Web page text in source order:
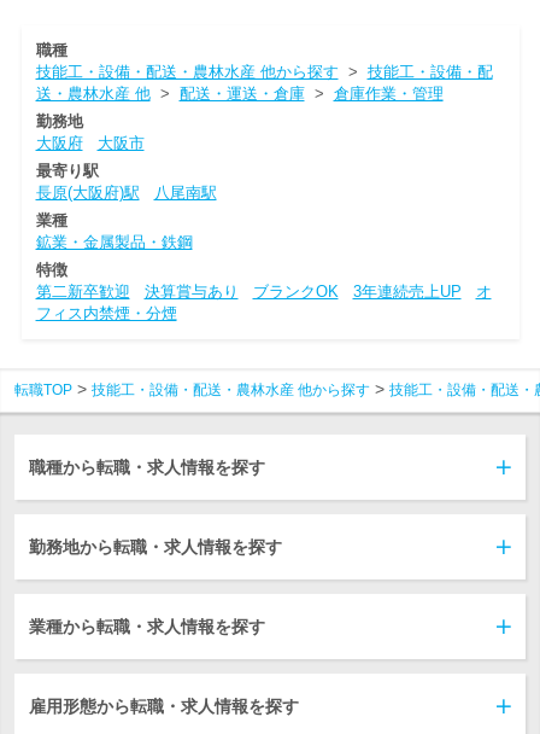
職種
技能工・設備・配送・農林水産 他から探す > 技能工・設備・配
送・農林水産 他> 配送・運送・倉庫> 倉庫作業・管理
勤務地
大阪府
大阪市
最寄り駅
長原(大阪府)駅
八尾南駅
業種
鉱業・金属製品・鉄鋼
特徴
第二新卒歓迎
決算賞与あり ブランクOK 3年連続売上UP
オ
フィス内禁煙・分煙
転職TOP 技能工・設備・配送・農林水産 他から探す 技能工・設備・配送・
職種から転職・求人情報を探す
勤務地から転職・求人情報を探す
業種から転職・求人情報を探す
雇用形態から転職・求人情報を探す